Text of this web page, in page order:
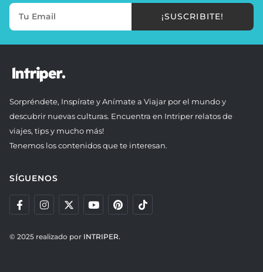
¡SUSCRIBITE!
Sorpréndete, Inspírate y Anímate a Viajar por el mundo y
descubrir nuevas culturas. Encuentra en Intriper relatos de
viajes, tips y mucho más!
Tenemos los contenidos que te interesan.
SÍGUENOS
© 2025 realizado por INTRIPER.